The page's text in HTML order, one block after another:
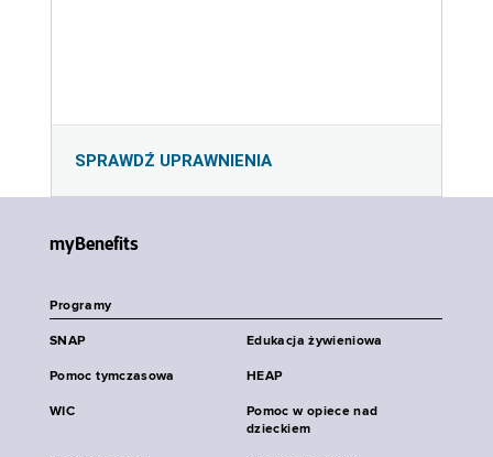
SPRAWDŹ UPRAWNIENIA
myBenefits
Programy
SNAP Edukacja żywieniowa
Pomoc tymczasowa HEAP
WIC
Pomoc w opiece nad
dzieckiem